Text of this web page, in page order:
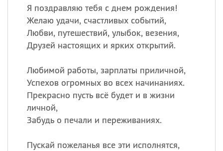
Я поздравляю тебя с днем рождения!
Желаю удачи, счастливых событий,
Любви, путешествий, улыбок, везения,
Друзей настоящих и ярких открытий.
Любимой работы, зарплаты приличной,
Успехов огромных во всех начинаниях.
Прекрасно пусть всё будет и в жизни
личной,
Забудь о печали и переживаниях.
Пускай пожеланья все эти исполнятся,